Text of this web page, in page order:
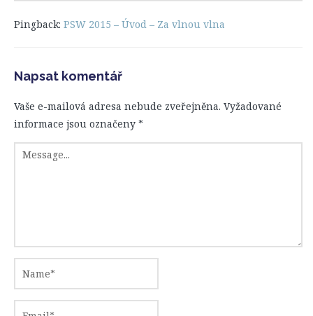
Pingback: PSW 2015 – Úvod – Za vlnou vlna
Napsat komentář
Vaše e-mailová adresa nebude zveřejněna. Vyžadované
informace jsou označeny *